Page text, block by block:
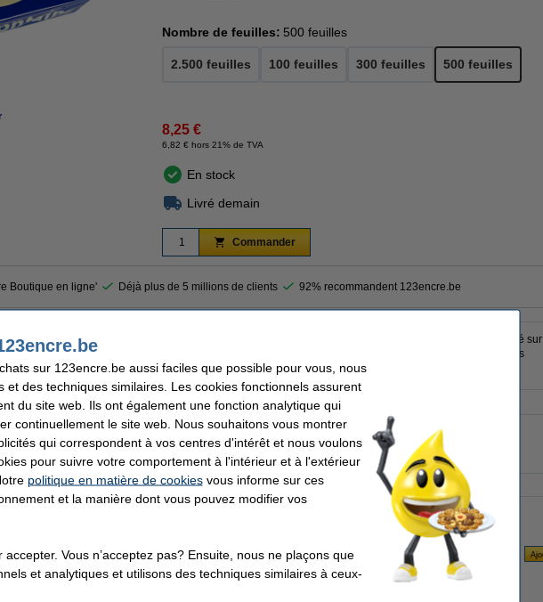
Nombre de feuilles: 500 feuilles
2.500 feuilles 100 feuilles 300 feuilles 500 feuilles
8,25 €
6,82 € hors 21% de TVA
En stock
Livré demain
Commander
Boutique en ligne' Déjà plus de 5 millions de clients 92% recommandent 123encre.be
donne une dimension supplémentaire aux documents. Ce papier de couleur canari peut être utilisé sur
à jet d'encre et laser). Le papier de 80 g/m² offre des possibilités illimitées pour créer des documents
de papier coloré multifonctionnel.
Format:
Nombre de feuilles:
500 feuilles
Code produit: 250032
sur 123encre.be aussi faciles que possible pour vous, nous
et des techniques similaires. Les cookies fonctionnels assurent
du site web. Ils ont également une fonction analytique qui
continuellement le site web. Nous souhaitons vous montrer
qui correspondent à vos centres d'intérêt et nous voulons
pour suivre votre comportement à l'intérieur et à l'extérieur
politique en matière de cookiesvous informe sur ces
et la manière dont vous pouvez modifier vos
Vous n’acceptez pas? Ensuite, nous ne plaçons que
et analytiques et utilisons des techniques similaires à ceux-